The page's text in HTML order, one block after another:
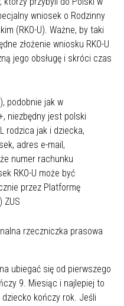
wniosek o Rodzinny
(RKO-U). Ważne, by taki
złożenie wniosku RKO-U
jego obsługę i skróci czas
podobnie jak w
niezbędny jest polski
rodzica jak i dziecka,
adres e-mail,
numer rachunku
RKO-U może być
przez Platformę
ZUS
rzeczniczka prasowa
ubiegać się od pierwszego
9. Miesiąc i najlepiej to
kończy rok. Jeśli